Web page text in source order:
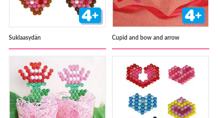
Suklaasydän Cupid and bow and arrow